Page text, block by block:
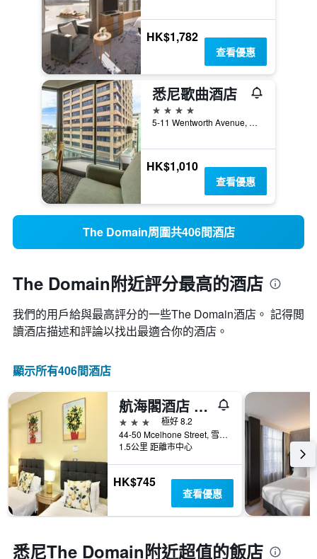
HK$1,782
查看優惠
悉尼歌曲酒店
4星級
5-11 Wentworth Avenue, 雪梨, NSW, 澳洲
HK$1,010
查看優惠
The Domain周圍共406間酒店
The Domain附近評分最高的酒店
我們的用戶給與最高評分的一些The Domain酒店。 記得閲
讀酒店描述和評論以找出最適合你的酒店。
顯示所有406間酒店
航海閣酒店 - 烏魯木魯
3星級
極好 8.2
44-50 Mcelhone Street, 雪梨, NSW, 澳洲
1.5公里 距離市中心
HK$745
查看優惠
悉尼The Domain附近超值的飯店